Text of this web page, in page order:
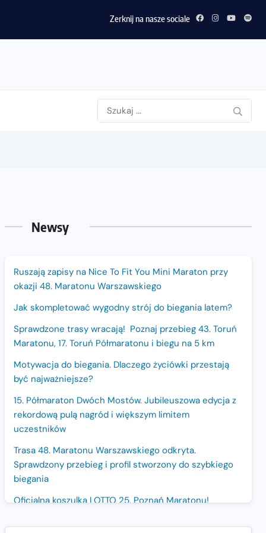
Zerknij na nasze sociale
Newsy
Ruszają zapisy na Nice To Fit You Mini Maraton przy
okazji 48. Maratonu Warszawskiego
Jak skompletować wygodny strój do biegania latem?
Sprawdzone trasy wracają! Poznaj przebieg 43. Toruń
Maratonu, 17. Toruń Półmaratonu i biegu na 5 km
Motywacja do biegania. Dlaczego życiówki przestają
być najważniejsze?
15. Półmaraton Dwóch Mostów. Jubileuszowa edycja z
rekordową pulą nagród i większym limitem
uczestników
Trasa 48. Maratonu Warszawskiego odkryta.
Sprawdzony przebieg i profil stworzony do szybkiego
biegania
Oficjalna koszulka LOTTO 25. Poznań Maratonu!